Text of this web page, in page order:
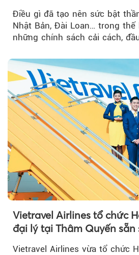
Điều gì đã tạo nên sức bật
Nhật Bản, Đài Loan… trong thế
những chính sách cải cách,
Vietravel Airlines tổ chức
đại lý tại Thâm Quyến
đường bay thẳng TP.HCM
Vietravel Airlines vừa tổ chức